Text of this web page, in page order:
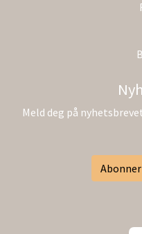
Meld deg på